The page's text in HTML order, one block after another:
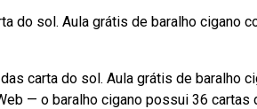
do sol. Aula grátis de baralho cigano
carta do sol. Aula grátis de baralho
— o baralho cigano possui 36